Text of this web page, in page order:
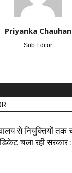
Priyanka Chauhan
Sub Editor
से नियुक्तियों तक
चला रही सरकार :